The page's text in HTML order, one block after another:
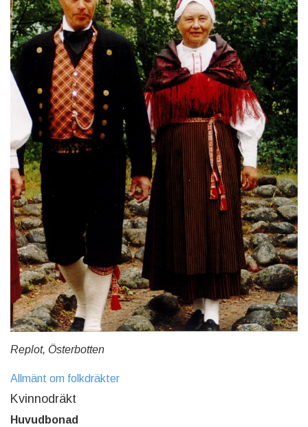
Replot, Österbotten
Allmänt om folkdräkter
Kvinnodräkt
Huvudbonad